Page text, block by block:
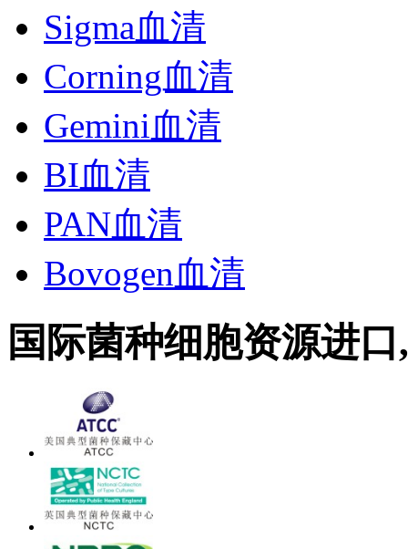
Sigma血清
Corning血清
Gemini血清
BI血清
PAN血清
Bovogen血清
国际菌种细胞资源进